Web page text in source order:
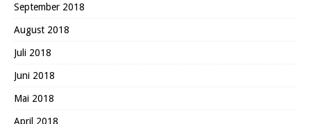
September 2018
August 2018
Juli 2018
Juni 2018
Mai 2018
April 2018